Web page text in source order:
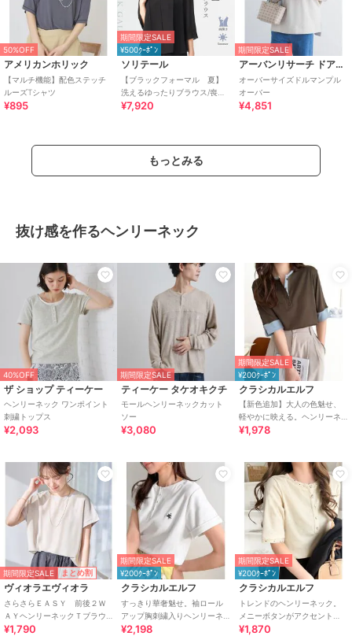
50%OFF
アメリカンホリック
【マルチ機能】配色ステッチ
ルーズTシャツ
¥895
期間限定SALE
¥500ｸｰﾎﾟﾝ
ソリテール
【ブラックフォーマル 夏】
洗えるゆったりブラウス/喪服/
礼服/レディース/法事/卒業式
¥7,920
期間限定SALE
アーバンリサーチ ドアーズ
オーバーサイズドルマンプル
オーバー
¥4,851
もっとみる
抜け感を作るヘンリーネック
40%OFF
ザ ショップ ティーケー
ヘンリーネック ワンポイント
刺繍トップス
¥2,093
期間限定SALE
ティーケー タケオキクチ
モールヘンリーネックカット
ソー
¥3,080
期間限定SALE
¥200ｸｰﾎﾟﾝ
クラシカルエルフ
【新色追加】大人の色魅せ、
軽やかに映える。ヘンリーネ
ック袖配色切り替え半袖トッ
¥1,978
期間限定SALE まとめ割
ヴィオラエヴィオラ
さらさらＥＡＳＹ 前後２Ｗ
ＡＹヘンリーネックＴブラウ
ス
¥1,790
期間限定SALE
¥200ｸｰﾎﾟﾝ
クラシカルエルフ
すっきり華奢魅せ。袖ロール
アップ胸刺繍入りヘンリーネ
ックリブTシャツ (半袖)
¥2,198
期間限定SALE
¥200ｸｰﾎﾟﾝ
クラシカルエルフ
トレンドのヘンリーネック。
メニーボタンがアクセント
に。レイヤード風ドッキング
¥1,870